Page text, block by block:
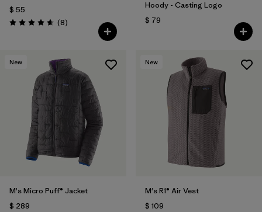
$ 55
Valoración: 4.6 / 5
(8Comentarios
)
Hoody - Casting Logo
$ 79
New
M's Micro Puff® Jacket
$ 289
New
M's R1® Air Vest
$ 109